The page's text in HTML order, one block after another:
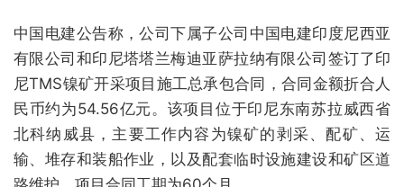
中国电建公告称，公司下属子公司中国电建印度尼西亚
有限公司和印尼塔塔兰梅迪亚萨拉纳有限公司签订了印
尼TMS镍矿开采项目施工总承包合同，合同金额折合人
民币约为54.56亿元。该项目位于印尼东南苏拉威西省
北科纳威县，主要工作内容为镍矿的剥采、配矿、运
输、堆存和装船作业，以及配套临时设施建设和矿区道